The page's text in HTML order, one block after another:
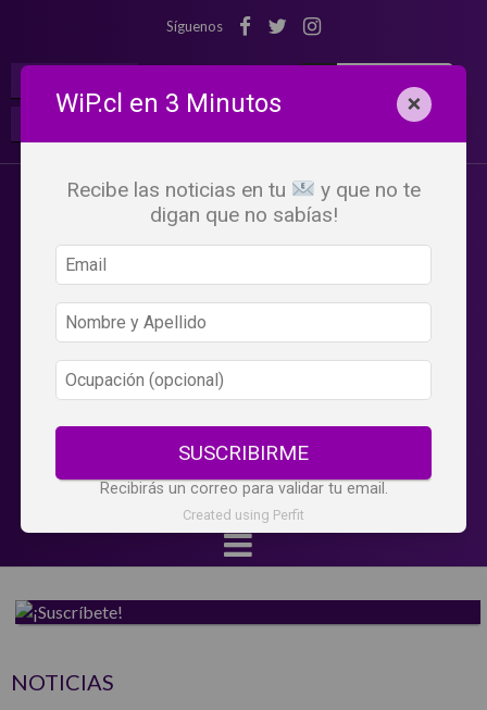
Síguenos
NOTICIAS
WiP.cl en 3 Minutos ×
Recibe las noticias en tu
y que no te
digan que no sabías!
SUSCRIBIRME
Recibirás un correo para validar tu email.
Created using Perfit